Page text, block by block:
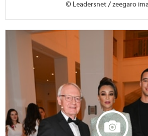
© Leadersnet / zeegaro